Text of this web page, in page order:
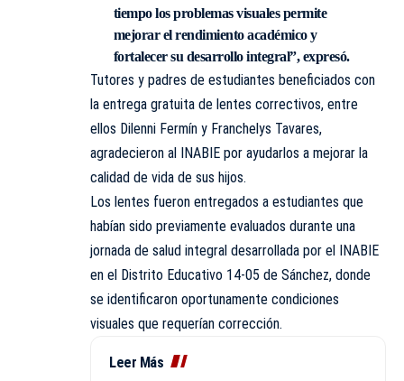
tiempo los problemas visuales permite
mejorar el rendimiento académico y
fortalecer su desarrollo integral”, expresó.
Tutores y padres de estudiantes beneficiados con
la entrega gratuita de lentes correctivos, entre
ellos Dilenni Fermín y Franchelys Tavares,
agradecieron al INABIE por ayudarlos a mejorar la
calidad de vida de sus hijos.
Los lentes fueron entregados a estudiantes que
habían sido previamente evaluados durante una
jornada de salud integral desarrollada por el INABIE
en el Distrito Educativo 14-05 de Sánchez, donde
se identificaron oportunamente condiciones
visuales que requerían corrección.
Leer Más